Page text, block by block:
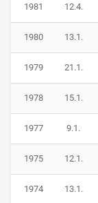
1981 12.4.
1980 13.1.
1979 21.1.
1978 15.1.
1977 9.1.
1975 12.1.
1974 13.1.